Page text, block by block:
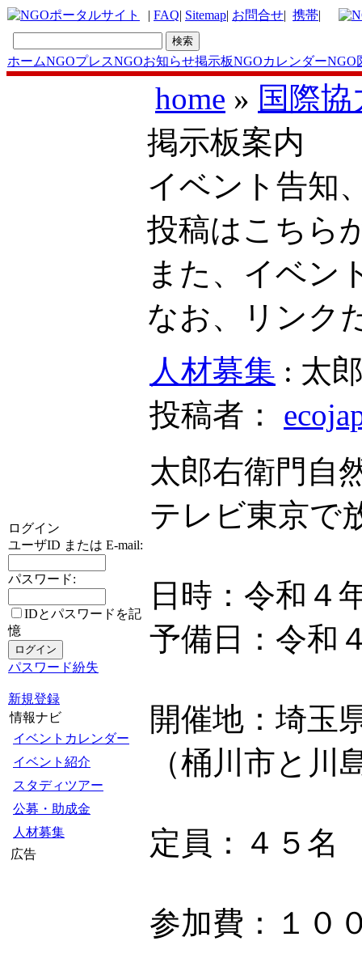
| FAQ| Sitemap| お問合せ| 携帯|
ホームNGOプレスNGOお知らせ掲示板NGOカレンダーNGO
ログイン
ユーザID または E-mail:
パスワード:
IDとパスワードを記
憶
パスワード紛失
新規登録
情報ナビ
イベントカレンダー
イベント紹介
スタディツアー
公募・助成金
人材募集
広告
home » 国際
掲示板案内
イベント告知
投稿はこち
また、イベン
なお、リンク
人材募集 : 太
投稿者：
太郎右衛門自
テレビ東京で
日時：令和４
予備日：令和
開催地：埼玉
（桶川市と
定員：４５名
参加費：１０